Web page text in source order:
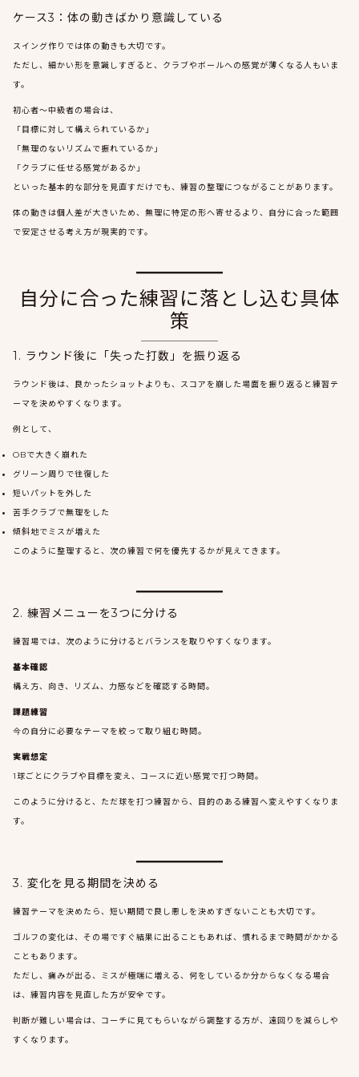
ケース3：体の動きばかり意識している
スイング作りでは体の動きも大切です。
ただし、細かい形を意識しすぎると、クラブやボールへの感覚が薄くなる人もいま
す。
初心者〜中級者の場合は、
「目標に対して構えられているか」
「無理のないリズムで振れているか」
「クラブに任せる感覚があるか」
といった基本的な部分を見直すだけでも、練習の整理につながることがあります。
体の動きは個人差が大きいため、無理に特定の形へ寄せるより、自分に合った範囲
で安定させる考え方が現実的です。
自分に合った練習に落とし込む具体
策
1. ラウンド後に「失った打数」を振り返る
ラウンド後は、良かったショットよりも、スコアを崩した場面を振り返ると練習テ
ーマを決めやすくなります。
例として、
OBで大きく崩れた
グリーン周りで往復した
短いパットを外した
苦手クラブで無理をした
傾斜地でミスが増えた
このように整理すると、次の練習で何を優先するかが見えてきます。
2. 練習メニューを3つに分ける
練習場では、次のように分けるとバランスを取りやすくなります。
基本確認
構え方、向き、リズム、力感などを確認する時間。
課題練習
今の自分に必要なテーマを絞って取り組む時間。
実戦想定
1球ごとにクラブや目標を変え、コースに近い感覚で打つ時間。
このように分けると、ただ球を打つ練習から、目的のある練習へ変えやすくなりま
す。
3. 変化を見る期間を決める
練習テーマを決めたら、短い期間で良し悪しを決めすぎないことも大切です。
ゴルフの変化は、その場ですぐ結果に出ることもあれば、慣れるまで時間がかかる
こともあります。
ただし、痛みが出る、ミスが極端に増える、何をしているか分からなくなる場合
は、練習内容を見直した方が安全です。
判断が難しい場合は、コーチに見てもらいながら調整する方が、遠回りを減らしや
すくなります。